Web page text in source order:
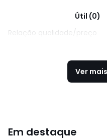
Útil (0)
Relação qualidade/preço
Ver
Em destaque